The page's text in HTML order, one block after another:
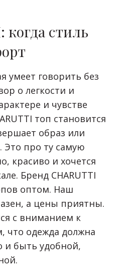
когда стиль
умеет говорить без
о легкости и
и чувстве
топ становится
образ или
Это про ту самую
красиво и хочется
Бренд CHARUTTI
оптом. Наш
а цены приятны.
с вниманием к
что одежда должна
и быть удобной,